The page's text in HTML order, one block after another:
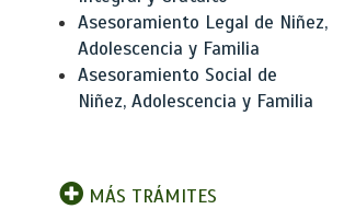
Asesoramiento Legal de Niñez,
Adolescencia y Familia
Asesoramiento Social de
Niñez, Adolescencia y Familia
MÁS TRÁMITES